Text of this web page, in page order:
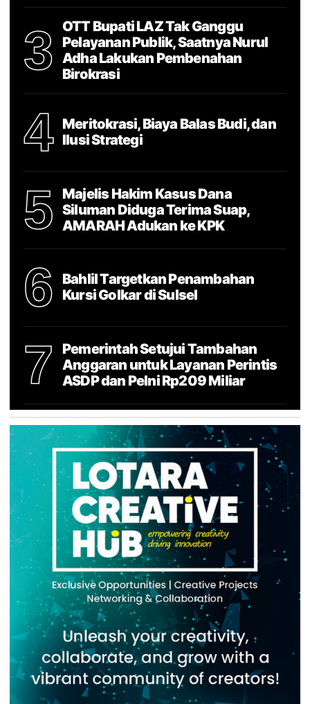
3
OTT Bupati LAZ Tak Ganggu
Pelayanan Publik, Saatnya Nurul
Adha Lakukan Pembenahan
Birokrasi
4
Meritokrasi, Biaya Balas Budi, dan
Ilusi Strategi
5
Majelis Hakim Kasus Dana
Siluman Diduga Terima Suap,
AMARAH Adukan ke KPK
6
Bahlil Targetkan Penambahan
Kursi Golkar di Sulsel
7
Pemerintah Setujui Tambahan
Anggaran untuk Layanan Perintis
ASDP dan Pelni Rp209 Miliar